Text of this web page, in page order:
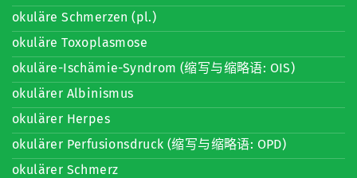
okuläre Schmerzen (pl.)
okuläre Toxoplasmose
okuläre-Ischämie-Syndrom (缩写与缩略语: OIS)
okulärer Albinismus
okulärer Herpes
okulärer Perfusionsdruck (缩写与缩略语: OPD)
okulärer Schmerz